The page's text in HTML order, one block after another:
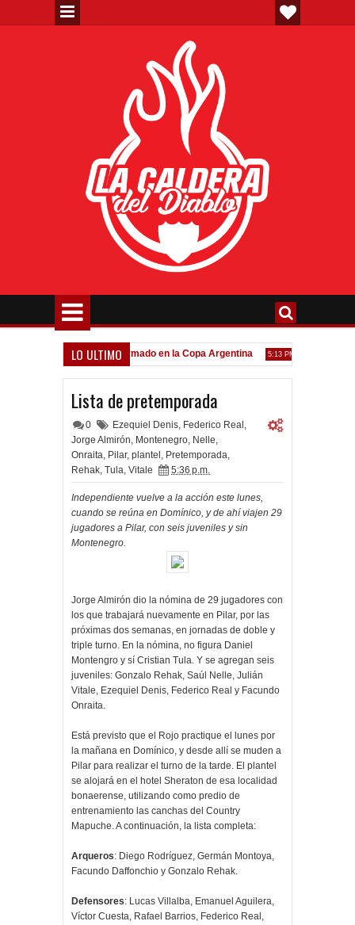
LO ULTIMO
Todo confirmado en la Copa Argentina 5:13 PM Goleada
Lista de pretemporada
0 Ezequiel Denis, Federico Real ,
Jorge Almirón, Montenegro, Nelle,
Onraita, Pilar, plantel , Pretemporada,
Rehak, Tula, Vitale 5:36 p.m.
Independiente vuelve a la acción este lunes,
cuando se reúna en Domínico, y de ahí viajen 29
jugadores a Pilar, con seis juveniles y sin
Montenegro.
Jorge Almirón dio la nómina de 29 jugadores con
los que trabajará nuevamente en Pilar, por las
próximas dos semanas, en jornadas de doble y
triple turno. En la nómina, no figura Daniel
Montengro y sí Cristian Tula. Y se agregan seis
juveniles: Gonzalo Rehak, Saúl Nelle, Julián
Vitale, Ezequiel Denis, Federico Real y Facundo
Onraita.
Está previsto que el Rojo practique el lunes por
la mañana en Domínico, y desde allí se muden a
Pilar para realizar el turno de la tarde. El plantel
se alojará en el hotel Sheraton de esa localidad
bonaerense, utilizando como predio de
entrenamiento las canchas del Country
Mapuche. A continuación, la lista completa:
Arqueros: Diego Rodríguez, Germán Montoya,
Facundo Daffonchio y Gonzalo Rehak.
Defensores: Lucas Villalba, Emanuel Aguilera,
Víctor Cuesta, Rafael Barrios, Federico Real,